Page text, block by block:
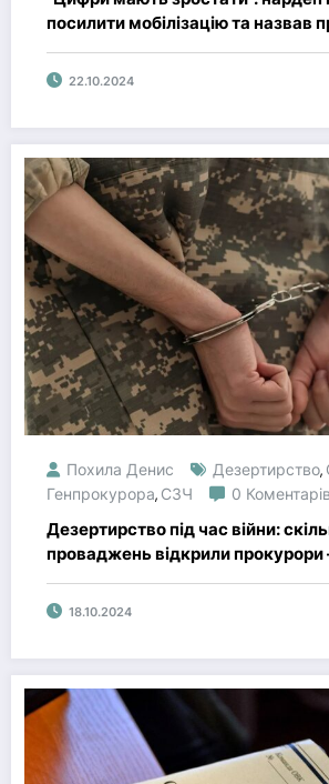
посилити мобілізацію та назвав
рейдів ТЦК
22.10.2024
Похила Денис Дезертирство,
Генпрокурора, СЗЧ 0 Коментарів
Дезертирство під час війни:
проваджень відкрили прокурори
реальна цифра
18.10.2024